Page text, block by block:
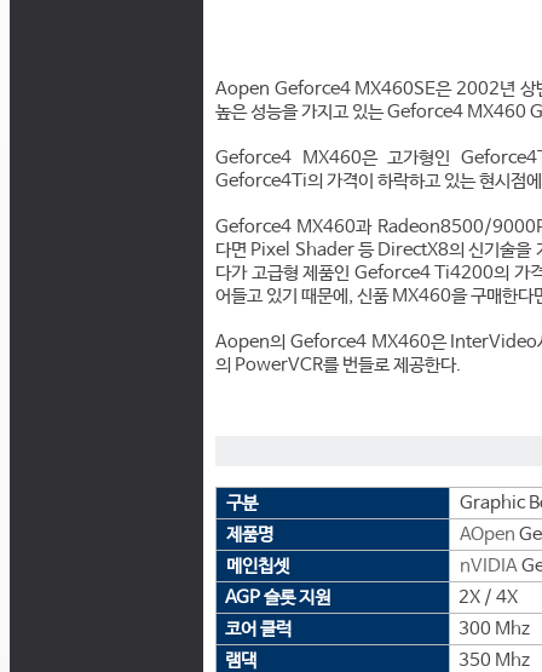
Aopen Geforce4 MX460SE은 2002년 상
높은 성능을 가지고 있는 Geforce4 MX460
Geforce4 MX460은 고가형인
Geforce4Ti의 가격이 하락하고 있는 현시점
Geforce4 MX460과 Radeon8500/
다면 Pixel Shader 등 DirectX8의 신기술을
다가 고급형 제품인 Geforce4 Ti4200의 가
어들고 있기 때문에, 신품 MX460을 구매한다
Aopen의 Geforce4 MX460은 InterVideo
의 PowerVCR를 번들로 제공한다.
구분
Graphic
제품명
AOpen
메인칩셋
nVIDIA
AGP 슬롯 지원
2X / 4X
코어 클럭
300 Mhz
램댁
350 Mhz